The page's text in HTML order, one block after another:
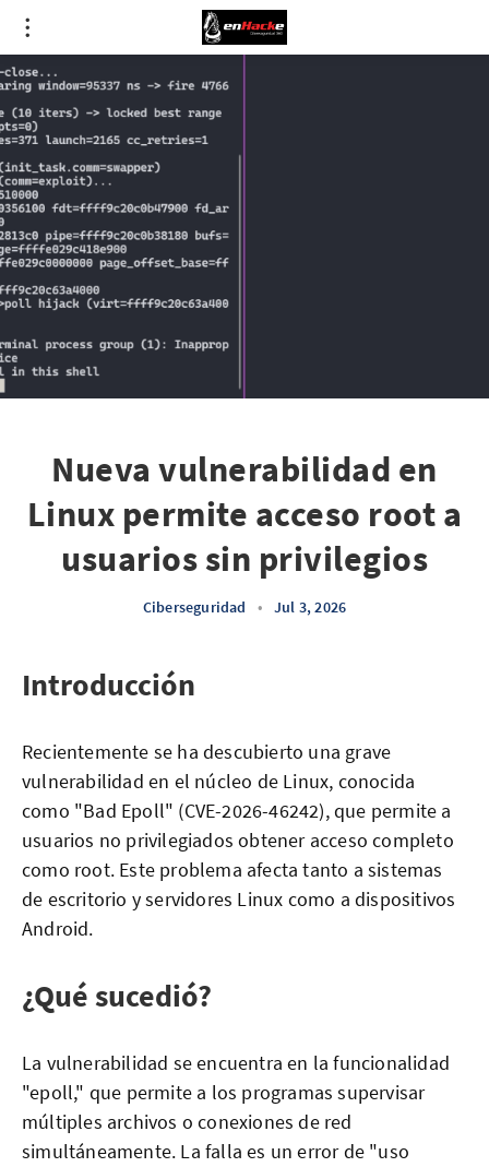
Nueva vulnerabilidad en
Linux permite acceso root a
usuarios sin privilegios
Ciberseguridad • Jul 3, 2026
Introducción
Recientemente se ha descubierto una grave
vulnerabilidad en el núcleo de Linux, conocida
como "Bad Epoll" (CVE-2026-46242), que permite a
usuarios no privilegiados obtener acceso completo
como root. Este problema afecta tanto a sistemas
de escritorio y servidores Linux como a dispositivos
Android.
¿Qué sucedió?
La vulnerabilidad se encuentra en la funcionalidad
"epoll," que permite a los programas supervisar
múltiples archivos o conexiones de red
simultáneamente. La falla es un error de "uso